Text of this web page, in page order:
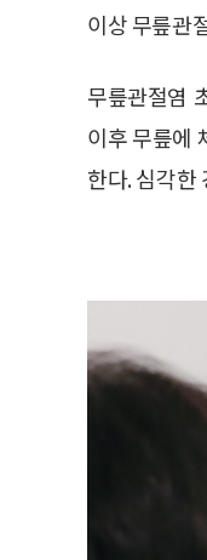
이상 무릎관
무릎관절염
이후 무릎에
한다. 심각한